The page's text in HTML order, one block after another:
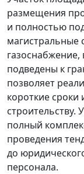
размещения
и полностью
магистральные
подведены к
позволяет
короткие сроки
строительству.
полный
проведения
до
персонала.